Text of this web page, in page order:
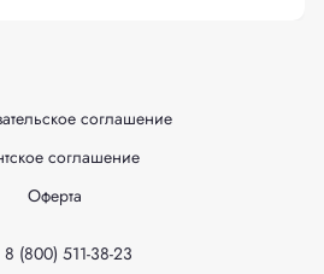
соглашение
соглашение
Оферта
8 (800) 511-38-23